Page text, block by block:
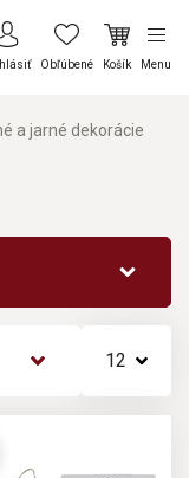
Obľúbené Košík Menu
a jarné dekorácie
12